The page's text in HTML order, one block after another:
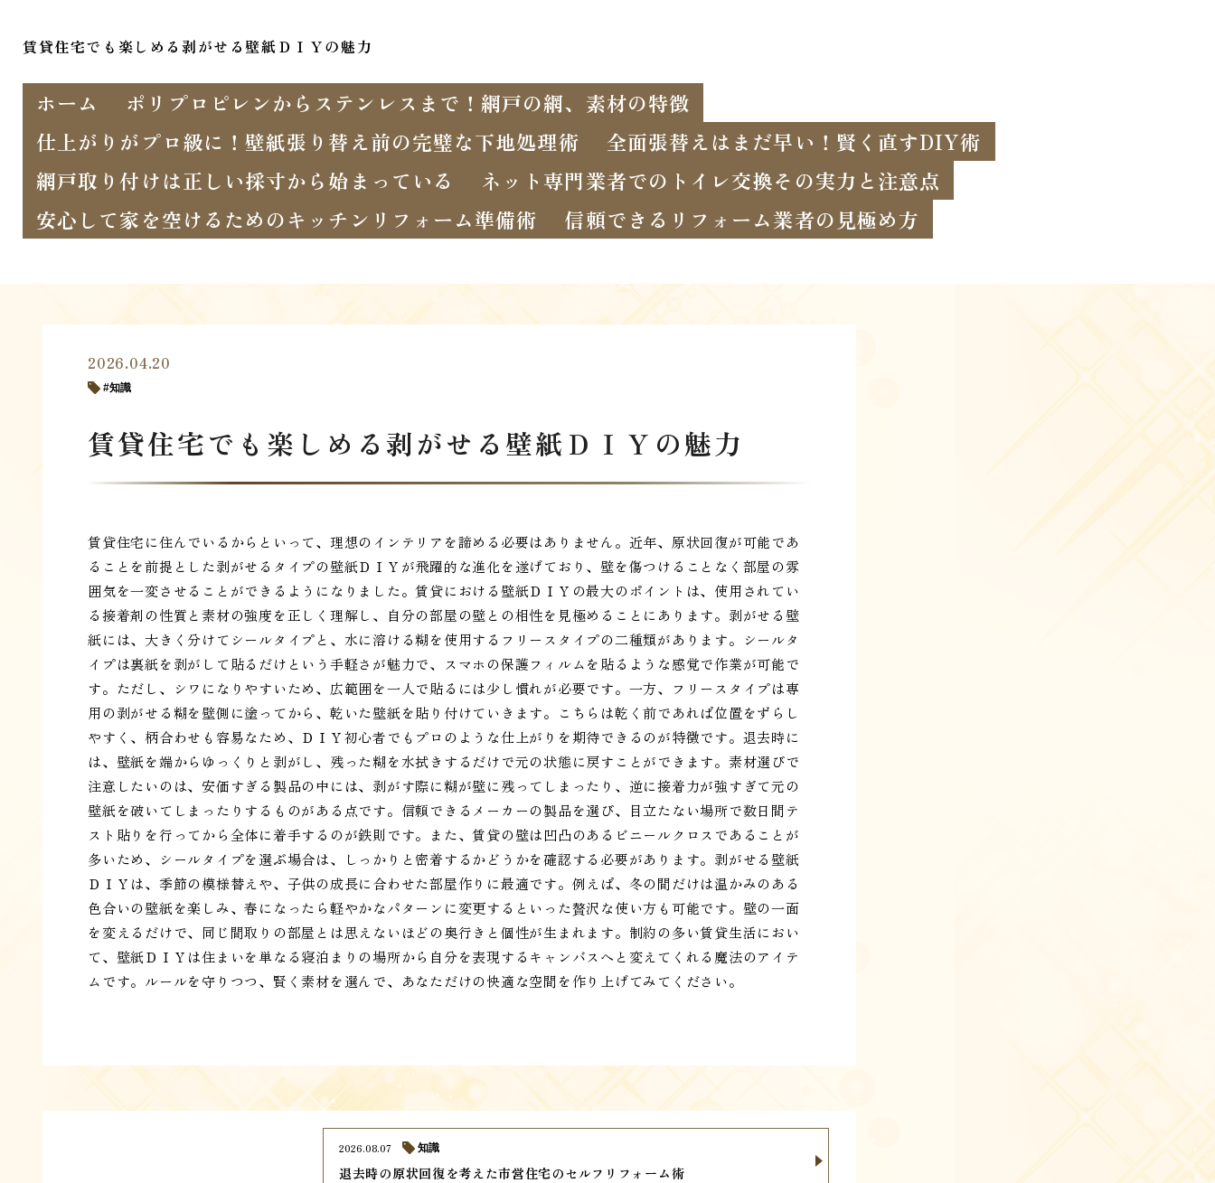
賃貸住宅でも楽しめる剥がせる壁紙ＤＩＹの魅力
ホーム
ポリプロピレンからステンレスまで！網戸の網、素材の特徴
仕上がりがプロ級に！壁紙張り替え前の完璧な下地処理術
全面張替えはまだ早い！賢く直すDIY術
網戸取り付けは正しい採寸から始まっている
ネット専門業者でのトイレ交換その実力と注意点
安心して家を空けるためのキッチンリフォーム準備術
信頼できるリフォーム業者の見極め方
2026.04.20
知識
賃貸住宅でも楽しめる剥がせる壁紙ＤＩＹの魅力
賃貸住宅に住んでいるからといって、理想のインテリアを諦める必要はありません。近年、原状回復が可能であ
ることを前提とした剥がせるタイプの壁紙ＤＩＹが飛躍的な進化を遂げており、壁を傷つけることなく部屋の雰
囲気を一変させることができるようになりました。賃貸における壁紙ＤＩＹの最大のポイントは、使用されてい
る接着剤の性質と素材の強度を正しく理解し、自分の部屋の壁との相性を見極めることにあります。剥がせる壁
紙には、大きく分けてシールタイプと、水に溶ける糊を使用するフリースタイプの二種類があります。シールタ
イプは裏紙を剥がして貼るだけという手軽さが魅力で、スマホの保護フィルムを貼るような感覚で作業が可能で
す。ただし、シワになりやすいため、広範囲を一人で貼るには少し慣れが必要です。一方、フリースタイプは専
用の剥がせる糊を壁側に塗ってから、乾いた壁紙を貼り付けていきます。こちらは乾く前であれば位置をずらし
やすく、柄合わせも容易なため、ＤＩＹ初心者でもプロのような仕上がりを期待できるのが特徴です。退去時に
は、壁紙を端からゆっくりと剥がし、残った糊を水拭きするだけで元の状態に戻すことができます。素材選びで
注意したいのは、安価すぎる製品の中には、剥がす際に糊が壁に残ってしまったり、逆に接着力が強すぎて元の
壁紙を破いてしまったりするものがある点です。信頼できるメーカーの製品を選び、目立たない場所で数日間テ
スト貼りを行ってから全体に着手するのが鉄則です。また、賃貸の壁は凹凸のあるビニールクロスであることが
多いため、シールタイプを選ぶ場合は、しっかりと密着するかどうかを確認する必要があります。剥がせる壁紙
ＤＩＹは、季節の模様替えや、子供の成長に合わせた部屋作りに最適です。例えば、冬の間だけは温かみのある
色合いの壁紙を楽しみ、春になったら軽やかなパターンに変更するといった贅沢な使い方も可能です。壁の一面
を変えるだけで、同じ間取りの部屋とは思えないほどの奥行きと個性が生まれます。制約の多い賃貸生活におい
て、壁紙ＤＩＹは住まいを単なる寝泊まりの場所から自分を表現するキャンバスへと変えてくれる魔法のアイテ
ムです。ルールを守りつつ、賢く素材を選んで、あなただけの快適な空間を作り上げてみてください。
退去時の原状回復を考えた市営住宅のセルフリフォーム術
2026.08.07 知識